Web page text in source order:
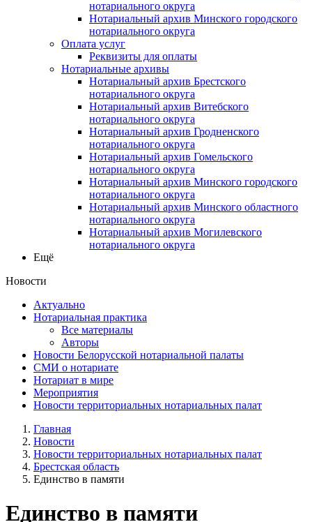
нотариального округа
Нотариальный архив Минского городского
нотариального округа
Оплата услуг
Реквизиты для оплаты
Нотариальные архивы
Нотариальный архив Брестского
нотариального округа
Нотариальный архив Витебского
нотариального округа
Нотариальный архив Гродненского
нотариального округа
Нотариальный архив Гомельского
нотариального округа
Нотариальный архив Минского городского
нотариального округа
Нотариальный архив Минского областного
нотариального округа
Нотариальный архив Могилевского
нотариального округа
Ещё
Новости
Актуально
Нотариальная практика
Все материалы
Авторы
Новости Белорусской нотариальной палаты
СМИ о нотариате
Нотариат в мире
Мероприятия
Новости территориальных нотариальных палат
Главная
Новости
Новости территориальных нотариальных палат
Брестская область
Единство в памяти
Единство в памяти